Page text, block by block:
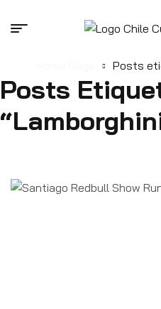
Posts
Posts